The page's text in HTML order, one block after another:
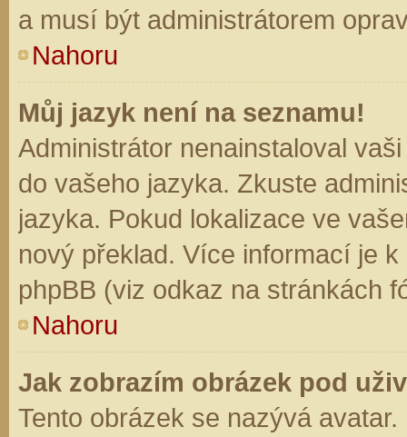
a musí být administrátorem
Nahoru
Můj jazyk není na seznamu!
Administrátor nenainstaloval
do vašeho jazyka. Zkuste
jazyka. Pokud lokalizace ve
nový překlad. Více informací je
phpBB (viz odkaz na stránkách
Nahoru
Jak zobrazím obrázek pod
Tento obrázek se nazývá